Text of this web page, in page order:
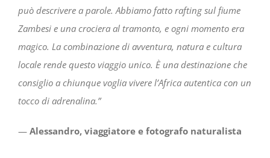
può descrivere a parole. Abbiamo fatto rafting sul fiume
Zambesi e una crociera al tramonto, e ogni momento era
magico. La combinazione di avventura, natura e cultura
locale rende questo viaggio unico. È una destinazione che
consiglio a chiunque voglia vivere l’Africa autentica con un
tocco di adrenalina.”
— Alessandro, viaggiatore e fotografo naturalista